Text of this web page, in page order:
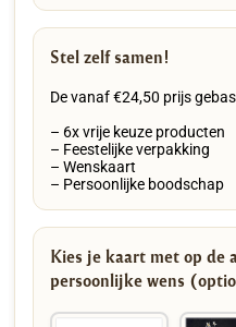
Stel zelf samen!
De vanaf €24,50 prijs
– 6x vrije keuze producten
– Feestelijke verpakking
– Wenskaart
– Persoonlijke boodschap
Kies je kaart met op de
persoonlijke wens